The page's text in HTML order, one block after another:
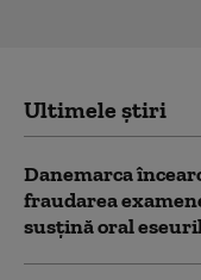
Ultimele știri
Danemarca
fraudarea
susţină oral